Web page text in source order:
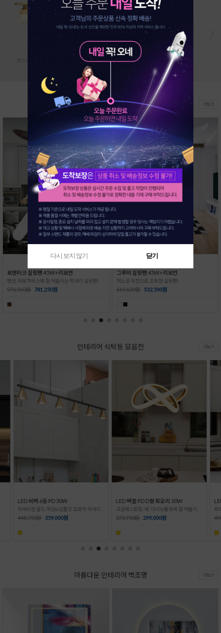
22%
신상품 더보기
그루비 실링팬 45W+리모컨
저소음 회전으로 조용한 실링팬!
665,620원 532,500원
슬림 산들 실링팬(우드)+리모컨
공간의 품격을 높이는 실링팬 !
300,000원 290,000원
인테리어 식탁등 모음전 더보기
LED 버블 PD D형 회오리 30W
373,750원 299,000원
LED 버블 PD D형 1단 양면 50W
화려한 디자인의 버블PD 거실등!
498,750원 399,000원
아름다운 인테리어 벽조명 더보기
다시 보지 않기 닫기